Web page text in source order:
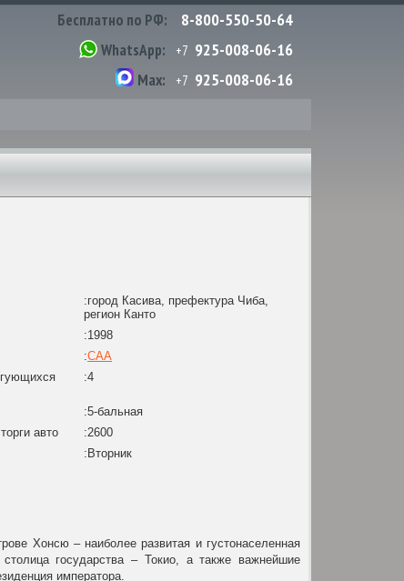
Бесплатно по РФ: 8-800-550-50-64
WhatsApp: +7 925-008-06-16
Max: +7 925-008-06-16
:город Касива, префектура Чиба,
регион Канто
:1998
:CAA
:4
:5-бальная
авто
:2600
:Вторник
Хонсю – наиболее развитая и густонаселенная
государства – Токио, а также важнейшие
императора.